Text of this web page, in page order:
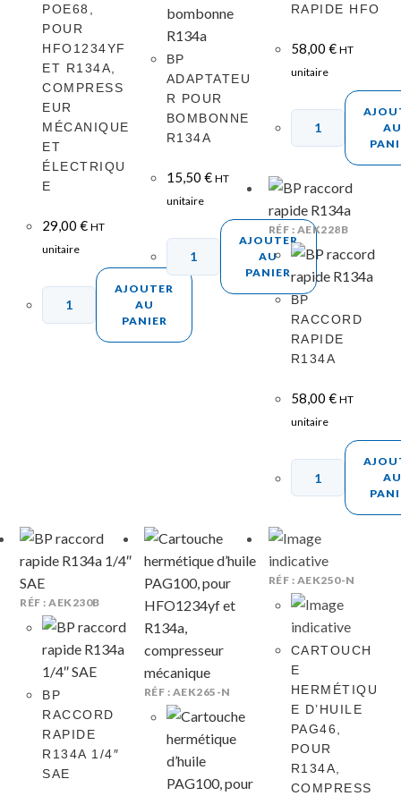
POE68,
POUR
HFO1234YF
ET R134A,
COMPRESS
EUR
MÉCANIQUE
ET
ÉLECTRIQU
E
29,00€ HT
unitaire
AJOUTER
AU
PANIER
BP
ADAPTATEU
R POUR
BOMBONNE
R134A
15,50 € HT
unitaire
AJOUTER
AU
PANIER
RAPIDE HFO
58,00 € HT
unitaire
AU
RÉF : AEK228B
BP
RACCORD
RAPIDE
R134A
58,00 € HT
unitaire
AU
RÉF : AEK230B
BP
RACCORD
RAPIDE
R134A 1/4″
SAE
RÉF : AEK265-N
RÉF : AEK250-N
CARTOUCH
E
HERMÉTIQU
E D’HUILE
PAG46,
POUR
R134A,
COMPRESS